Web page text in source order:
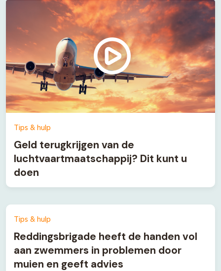
Tips & hulp
Geld terugkrijgen van de
luchtvaartmaatschappij? Dit kunt u
doen
Tips & hulp
Reddingsbrigade heeft de handen vol
aan zwemmers in problemen door
muien en geeft advies